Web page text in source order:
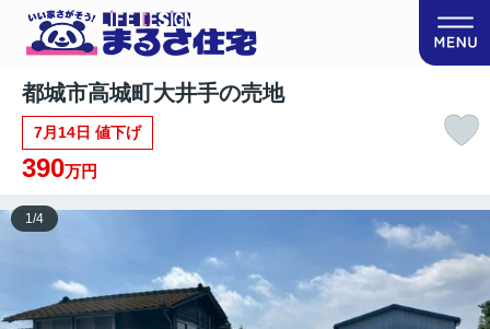
都城市高城町大井手の売地
7月14日 値下げ
390万円
1/4